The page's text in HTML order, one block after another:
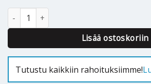
Silver-ionized air purifier suodatin
Lisää ostoskoriin
Alternative:
Tutustu kaikkiin rahoituksiimme!